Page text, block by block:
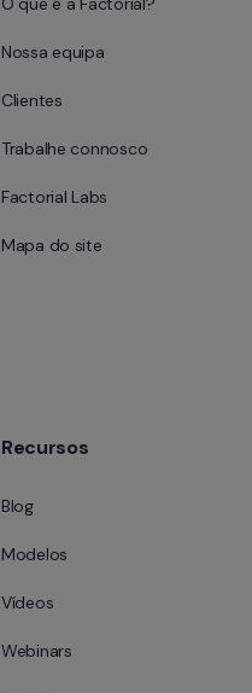
Nossa equipa
Clientes
Trabalhe connosco
Factorial Labs
Mapa do site
Recursos
Blog
Modelos
Vídeos
Webinars